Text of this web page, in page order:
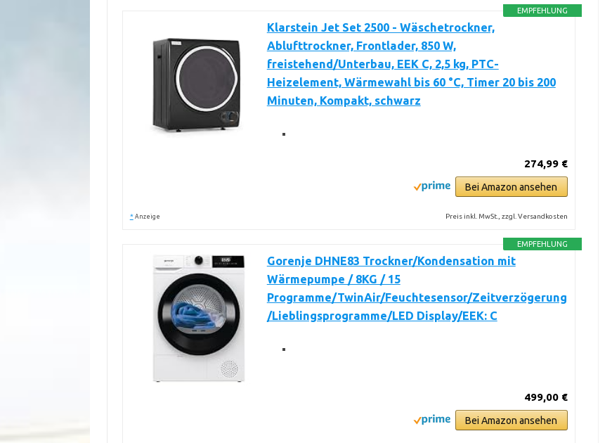
EMPFEHLUNG
Klarstein Jet Set 2500 - Wäschetrockner,
Ablufttrockner, Frontlader, 850 W,
freistehend/Unterbau, EEK C, 2,5 kg, PTC-
Heizelement, Wärmewahl bis 60 °C, Timer 20 bis 200
Minuten, Kompakt, schwarz
274,99 €
Bei Amazon ansehen
* Anzeige Preis inkl. MwSt., zzgl. Versandkosten
EMPFEHLUNG
Gorenje DHNE83 Trockner/Kondensation mit
Wärmepumpe / 8KG / 15
Programme/TwinAir/Feuchtesensor/Zeitverzögerung
/Lieblingsprogramme/LED Display/EEK: C
499,00 €
Bei Amazon ansehen